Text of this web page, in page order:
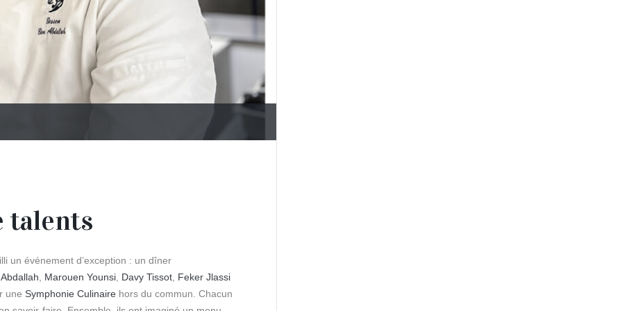
talents
un événement d’exception : un dîner
Marouen Younsi Davy Tissot Feker Jlassi
une Symphonie Culinaire hors du commun. Chacun